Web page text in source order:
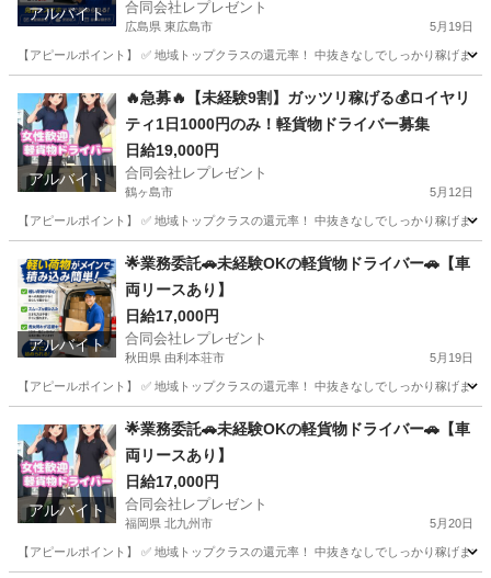
アルバイト 合同会社レプレゼント
広島県 東広島市 5月19日
【アピールポイント】 ✅ 地域トップクラスの還元率！ 中抜きなしでしっかり稼げま
物流 荷物
アルバイト
🔥急募🔥【未経験9割】ガッツリ稼げる💰ロイヤリ
ティ1日1000円のみ！軽貨物ドライバー募集
日給19,000円
合同会社レプレゼント
鶴ヶ島市 5月12日
【アピールポイント】 ✅ 地域トップクラスの還元率！ 中抜きなしでしっかり稼げま
物流 ロイヤリティ
アルバイト
🌟業務委託🚗未経験OKの軽貨物ドライバー🚗【車
両リースあり】
日給17,000円
合同会社レプレゼント
秋田県 由利本荘市 5月19日
【アピールポイント】 ✅ 地域トップクラスの還元率！ 中抜きなしでしっかり稼げま
由利本荘市 物流 荷物
アルバイト
🌟業務委託🚗未経験OKの軽貨物ドライバー🚗【車
両リースあり】
日給17,000円
合同会社レプレゼント
福岡県 北九州市 5月20日
【アピールポイント】 ✅ 地域トップクラスの還元率！ 中抜きなしでしっかり稼げま